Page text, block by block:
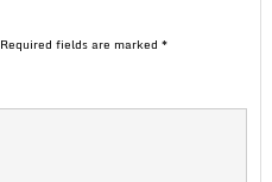
Required fields are marked *